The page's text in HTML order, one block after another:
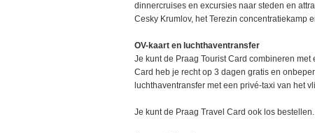
dinnercruises en excursies naar steden en
Cesky Krumlov, het Terezin concentratiekamp
OV-kaart en luchthaventransfer
Je kunt de Praag Tourist Card combineren met
Card heb je recht op 3 dagen gratis en
luchthaventransfer met een privé-taxi van het
Je kunt de Praag Travel Card ook los